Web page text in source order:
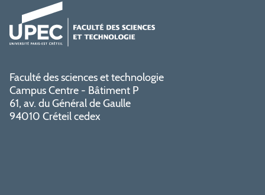
Faculté des sciences et technologie
Campus Centre - Bâtiment P
61, av. du Général de Gaulle
94010 Créteil cedex